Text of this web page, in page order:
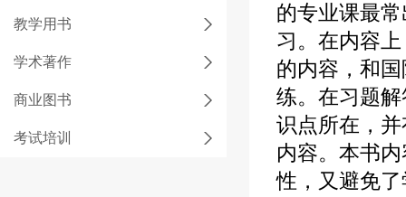
教学用书
学术著作
商业图书
考试培训
的专业课最
习。在内容上
的内容，和
练。在习题
识点所在，
内容。本书
性，又避免